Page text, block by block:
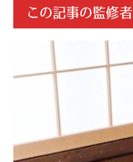
この記事の監修者